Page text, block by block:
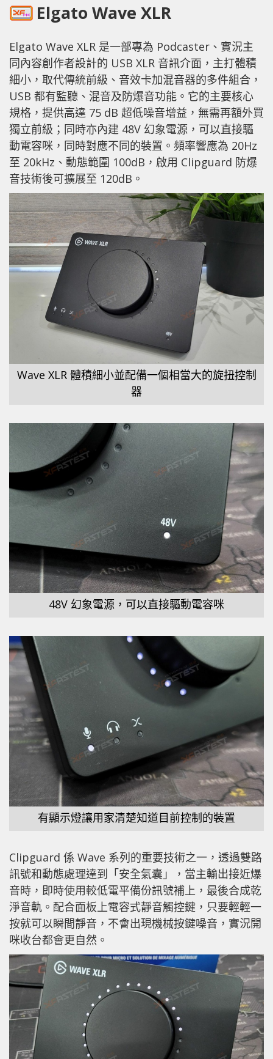
Elgato Wave XLR
Elgato Wave XLR 是一部專為 Podcaster、實況主
同內容創作者設計的 USB XLR 音訊介面，主打體積
細小，取代傳統前級、音效卡加混音器的多件組合，
USB 都有監聽、混音及防爆音功能。它的主要核心
規格，提供高達 75 dB 超低噪音增益，無需再額外買
獨立前級；同時亦內建 48V 幻象電源，可以直接驅
動電容咪，同時對應不同的裝置。頻率響應為 20Hz
至 20kHz、動態範圍 100dB，啟用 Clipguard 防爆
音技術後可擴展至 120dB。
Wave XLR 體積細小並配備一個相當大的旋扭控制
器
48V 幻象電源，可以直接驅動電容咪
有顯示燈讓用家清楚知道目前控制的裝置
Clipguard 係 Wave 系列的重要技術之一，透過雙路
訊號和動態處理達到「安全氣囊」，當主輸出接近爆
音時，即時使用較低電平備份訊號補上，最後合成乾
淨音軌。配合面板上電容式靜音觸控鍵，只要輕輕一
按就可以瞬間靜音，不會出現機械按鍵噪音，實況開
咪收台都會更自然。